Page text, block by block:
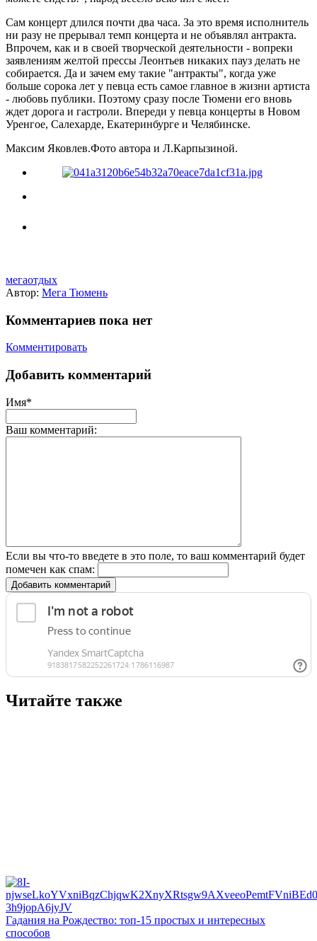
Сам концерт длился почти два часа. За это время исполнитель
ни разу не прерывал темп концерта и не объявлял антракта.
Впрочем, как и в своей творческой деятельности - вопреки
заявлениям желтой прессы Леонтьев никаких пауз делать не
собирается. Да и зачем ему такие "антракты", когда уже
больше сорока лет у певца есть самое главное в жизни артиста
- любовь публики. Поэтому сразу после Тюмени его вновь
ждет дорога и гастроли. Впереди у певца концерты в Новом
Уренгое, Салехарде, Екатеринбурге и Челябинске.
Максим Яковлев.Фото автора и Л.Карпызиной.
мегаотдых
Автор: Мега Тюмень
Комментариев пока нет
Комментировать
Добавить комментарий
Имя*
Ваш комментарий:
Если вы что-то введете в это поле, то ваш комментарий будет
помечен как спам:
Добавить комментарий
Читайте также
Гадания на Рождество: топ-15 простых и интересных
способов